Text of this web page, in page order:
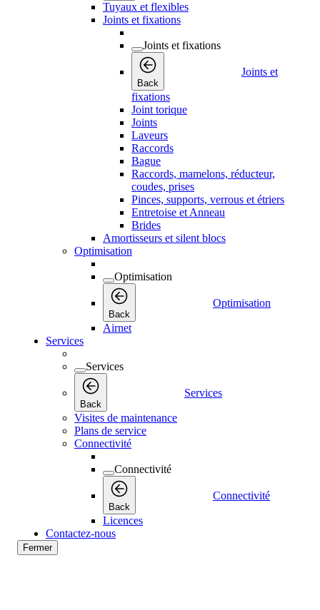
Tuyaux et flexibles
Joints et fixations
Joints et fixations
Back
Joints et
fixations
Joint torique
Joints
Laveurs
Raccords
Bague
Raccords, mamelons, réducteur,
coudes, prises
Pinces, supports, verrous et étriers
Entretoise et Anneau
Brides
Amortisseurs et silent blocs
Optimisation
Optimisation
Back
Optimisation
Airnet
Services
Services
Back
Services
Visites de maintenance
Plans de service
Connectivité
Connectivité
Back
Connectivité
Licences
Contactez-nous
Fermer